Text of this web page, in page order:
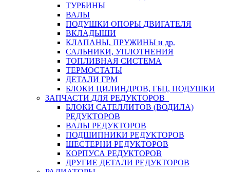
ТУРБИНЫ
ВАЛЫ
ПОДУШКИ ОПОРЫ ДВИГАТЕЛЯ
ВКЛАДЫШИ
КЛАПАНЫ, ПРУЖИНЫ и др.
САЛЬНИКИ, УПЛОТНЕНИЯ
ТОПЛИВНАЯ СИСТЕМА
ТЕРМОСТАТЫ
ДЕТАЛИ ГРМ
БЛОКИ ЦИЛИНДРОВ, ГБЦ, ПОДУШКИ
ЗАПЧАСТИ ДЛЯ РЕДУКТОРОВ
БЛОКИ САТЕЛЛИТОВ (ВОДИЛА)
РЕДУКТОРОВ
ВАЛЫ РЕДУКТОРОВ
ПОДШИПНИКИ РЕДУКТОРОВ
ШЕСТЕРНИ РЕДУКТОРОВ
КОРПУСА РЕДУКТОРОВ
ДРУГИЕ ДЕТАЛИ РЕДУКТОРОВ